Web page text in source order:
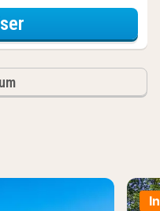
för Comfort